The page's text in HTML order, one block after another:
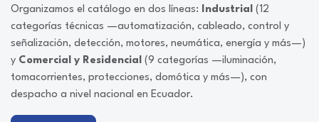
Organizamos el catálogo en dos líneas: Industrial (12
categorías técnicas —automatización, cableado, control y
señalización, detección, motores, neumática, energía y más—)
y Comercial y Residencial (9 categorías —iluminación,
tomacorrientes, protecciones, domótica y más—), con
despacho a nivel nacional en Ecuador.